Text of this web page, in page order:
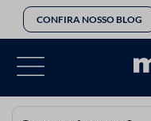
CONFIRA NOSSO BLOG
O que você procura?